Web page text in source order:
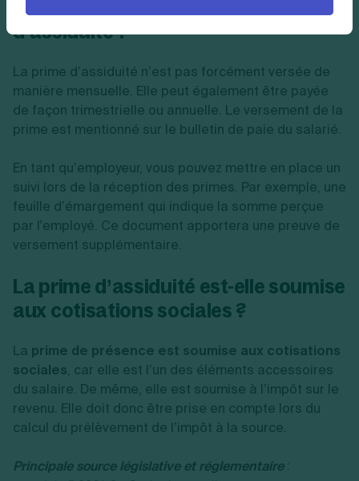
Quand est versée la prime
d’assiduité ?
La prime d’assiduité n’est pas forcément versée de
manière mensuelle. Elle peut également être payée
de façon trimestrielle ou annuelle. Le versement de la
prime est mentionné sur le bulletin de paie du salarié.
En tant qu’employeur, vous pouvez mettre en place un
suivi lors de la réception des primes. Par exemple, une
feuille d’émargement qui indique la somme perçue
par l'employé. Ce document apportera une preuve de
versement supplémentaire.
La prime d’assiduité est-elle soumise
aux cotisations sociales ?
La prime de présence est soumise aux cotisations
sociales, car elle est l’un des éléments accessoires
du salaire. De même, elle est soumise à l’impôt sur le
revenu. Elle doit donc être prise en compte lors du
calcul du prélèvement de l’impôt à la source.
Principale source législative et réglementaire: